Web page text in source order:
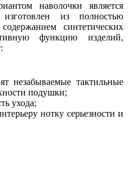
наволочки является
из полностью
синтетических
функцию изделий,
незабываемые тактильные
подушки;
ухода;
нотку серьезности и